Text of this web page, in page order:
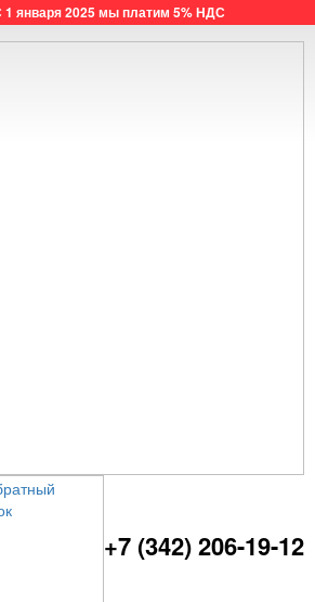
января 2025 мы платим 5% НДС
+7 (342) 206-19-12